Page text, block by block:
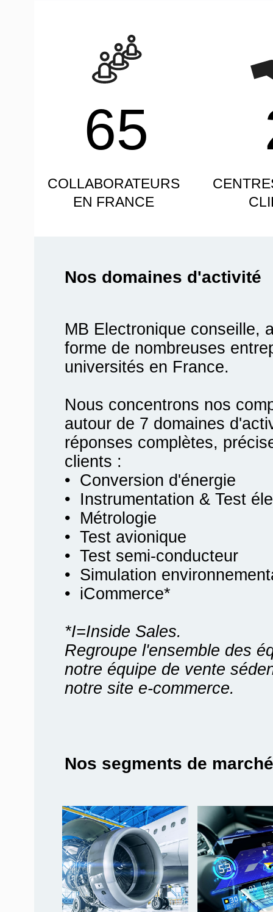
COLLABORATEURS
EN FRANCE
65
Nos domaines d'activité
MB Electronique conseille,
forme de nombreuses
universités en France.
Nous concentrons nos
autour de 7 domaines
réponses complètes,
clients :
• Conversion d'énergie
• Instrumentation & Test
• Métrologie
• Test avionique
• Test semi-conducteur
• Simulation
• iCommerce*
*I=Inside Sales.
Regroupe l'ensemble des
notre équipe de vente
notre site e-commerce.
Nos segments de